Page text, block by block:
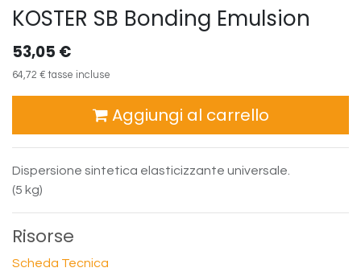
KOSTER SB Bonding Emulsion
53,05 €
64,72 € tasse incluse
Aggiungi al carrello
Dispersione sintetica elasticizzante universale.
(5 kg)
Risorse
Scheda Tecnica